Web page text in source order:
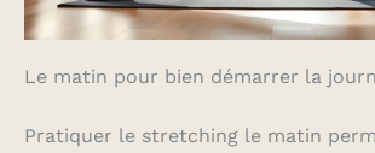
Le matin pour bien démarrer la
Pratiquer le stretching le matin